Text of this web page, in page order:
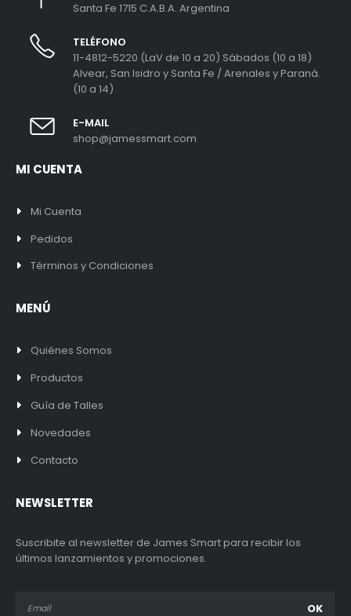
Santa Fe 1715 C.A.B.A. Argentina
TELÉFONO
11-4812-5220 (LaV de 10 a 20) Sábados (10 a 18)
Alvear, San Isidro y Santa Fe / Arenales y Paraná.
(10 a 14)
E-MAIL
shop@jamessmart.com
MI CUENTA
Mi Cuenta
Pedidos
Términos y Condiciones
MENÚ
Quiénes Somos
Productos
Guía de Talles
Novedades
Contacto
NEWSLETTER
Suscribite al newsletter de James Smart para recibir los
últimos lanzamientos y promociones.